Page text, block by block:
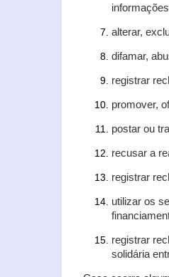
alterar,
difamar,
registrar
promover,
postar ou
recusar a
registrar
utilizar os
registrar
solidária